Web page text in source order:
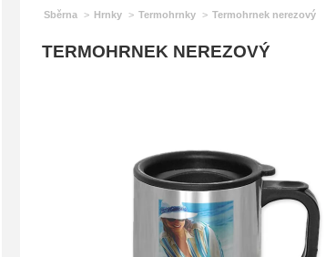
Sběrna Hrnky Termohrnky Termohrnek nerezový
TERMOHRNEK NEREZOVÝ